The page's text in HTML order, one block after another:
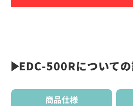
EDC-500Rについて
商品仕様